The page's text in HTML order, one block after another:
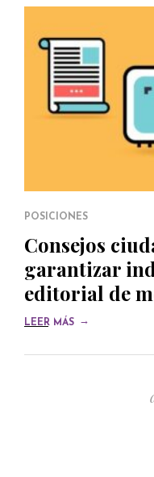
POSICIONES
Consejos
garantizar
editorial de
LEER MÁS →